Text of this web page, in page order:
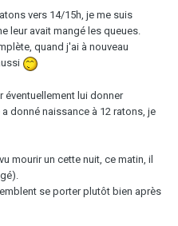
vers 14/15h, je me suis
leur avait mangé les queues.
quand j'ai à nouveau
éventuellement lui donner
donné naissance à 12 ratons, je
mourir un cette nuit, ce matin, il
se porter plutôt bien après